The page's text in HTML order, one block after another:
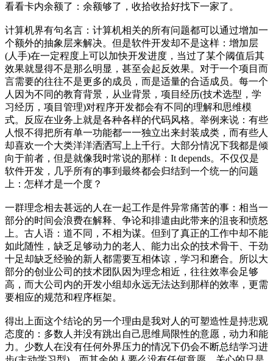
看看卡内余额了：余额够了，收拾收拾好找下一家了。
计算机界有句名言：计算机相关的所有问题都可以通过增加一
个额外的抽象层来解决。但是软件开发却不是这样：增加层
(人手)在一定程度上可以加快开发进度，当过了某个阈值后其
效果就显得不是那么明显，甚至会起反效果。对于一个项目而
言需要的往往不是更多的成员，而是适量的合适成员。每一个
人因为不同的教育背景，从业背景，项目经历(技术选型，学
习经历，项目管理)对程序开发都会有不同的理解和思维模
式。反应在业务上就是各种各样的代码风格。举例来说：有些
人恨不得把所有单一功能都一一独立出来封装成类，而有些人
却喜欢一个大类洋洋洒洒写上上千行。大部分情况下我都是倾
向于前者，但是就像我时常说的那样：It depends。不仅仅是
软件开发，几乎所有的事到最终都会归结到一个统一的问题
上：怎样才是一个度？
一群理念相去甚远的人在一起工作是件异常痛苦的事：相当一
部分的时间会浪费在解释、争论和排遣由此带来的沮丧和愤怒
上。古人语：道不同，不相为谋。但到了真正的工作中却不能
如此随性，缺乏足够动力的老人、能力出众的技术骨干、干劲
十足却缺乏经验的新人都需要互相体谅，学习和磨合。所以大
部分的创业公司的技术团队因为理念相近，往往效率会足够
高，而大公司内的开发小组却永远无法达到那样的效率，更需
要相应的规范和程序框架。
得出上面这个结论的另一个理由是我对人的可塑造性是持悲观
态度的：多数人并没有跳出自己思维局限性的意愿，动力和能
力。少数人在没有任何外界压力的情况下仍会不断总结学习进